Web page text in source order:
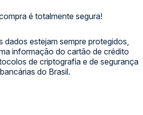
é totalmente segura!
dados estejam sempre protegidos,
informação do cartão de crédito
de criptografia e de segurança
do Brasil.